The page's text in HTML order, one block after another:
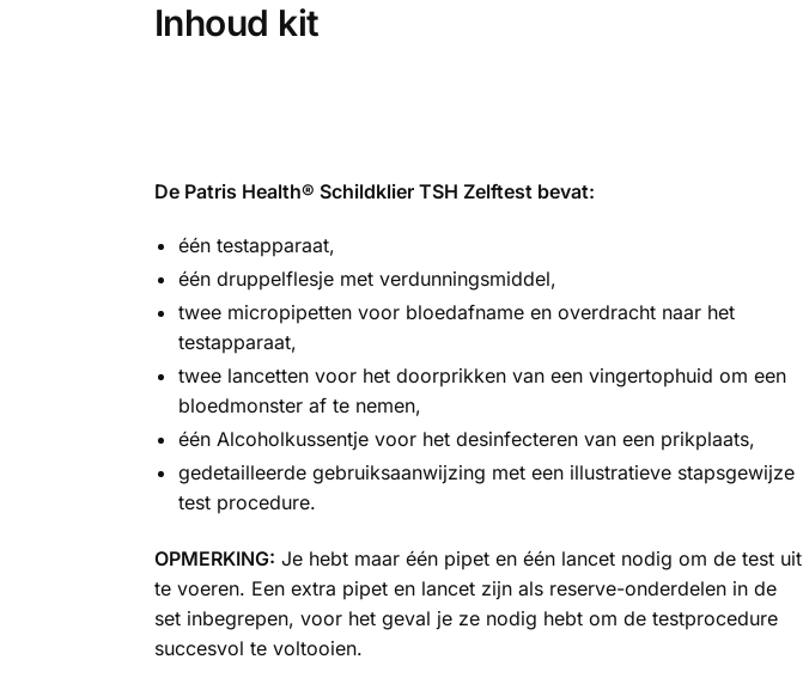
Inhoud kit
De Patris Health® Schildklier TSH Zelftest bevat:
één testapparaat,
één druppelflesje met verdunningsmiddel,
twee micropipetten voor bloedafname en overdracht naar het
testapparaat,
twee lancetten voor het doorprikken van een vingertophuid om een
bloedmonster af te nemen,
één Alcoholkussentje voor het desinfecteren van een prikplaats,
gedetailleerde gebruiksaanwijzing met een illustratieve stapsgewijze
test procedure.
OPMERKING: Je hebt maar één pipet en één lancet nodig om de test uit
te voeren. Een extra pipet en lancet zijn als reserve-onderdelen in de
set inbegrepen, voor het geval je ze nodig hebt om de testprocedure
succesvol te voltooien.